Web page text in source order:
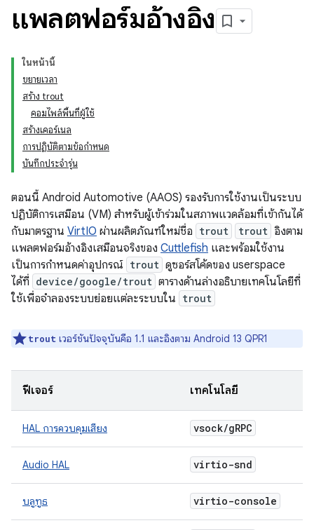
แพลตฟอร์มอ้างอิง
ในหน้านี้
ขยายเวลา
สร้าง trout
คอมไพล์พื้นที่ผู้ใช้
สร้างเคอร์เนล
การปฏิบัติตามข้อกำหนด
บันทึกประจำรุ่น
ตอนนี้ Android Automotive (AAOS) รองรับการใช้งานเป็นระบบ
ปฏิบัติการเสมือน (VM) สำหรับผู้เข้าร่วมในสภาพแวดล้อมที่เข้ากันได้
กับมาตรฐาน VirtIO ผ่านผลิตภัณฑ์ใหม่ชื่อ trout trout อิงตาม
แพลตฟอร์มอ้างอิงเสมือนจริงของ Cuttlefish และพร้อมใช้งาน
เป็นการกำหนดค่าอุปกรณ์ trout ดูซอร์สโค้ดของ userspace
ได้ที่ device/google/trout ตารางด้านล่างอธิบายเทคโนโลยีที่
ใช้เพื่อจำลองระบบย่อยแต่ละระบบใน trout
trout เวอร์ชันปัจจุบันคือ 1.1 และอิงตาม Android 13 QPR1
ฟีเจอร์ เทคโนโลยี
HAL การควบคุมเสียง vsock/gRPC
Audio HAL virtio-snd
บลูทูธ virtio-console